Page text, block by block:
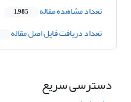
تعداد مشاهده مقاله 1,985
تعداد دریافت فایل اصل مقاله
دسترسی سریع